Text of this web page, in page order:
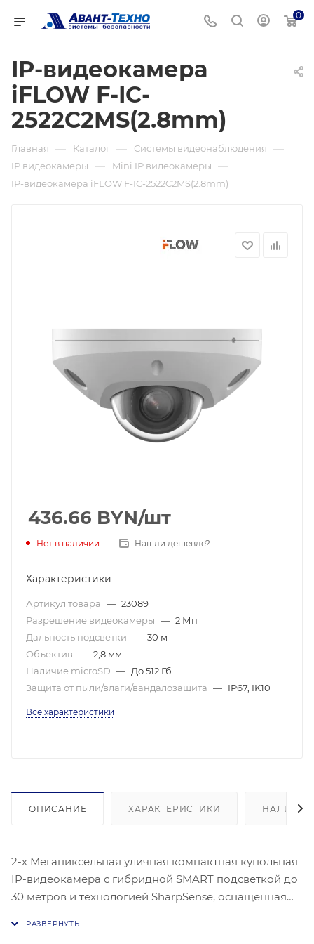
0
IP-видеокамера
iFLOW F-IC-
2522C2MS(2.8mm)
Главная — Каталог — Системы видеонаблюдения —
IP видеокамеры — Mini IP видеокамеры —
IP-видеокамера iFLOW F-IC-2522C2MS(2.8mm)
436.66 BYN/шт
Нет в наличии Нашли дешевле?
Характеристики
Артикул товара — 23089
Разрешение видеокамеры — 2 Мп
Дальность подсветки — 30 м
Объектив — 2,8 мм
Наличие microSD — До 512 Гб
Защита от пыли/влаги/вандалозащита — IP67, IK10
Все характеристики
ОПИСАНИЕ ХАРАКТЕРИСТИКИ НАЛИЧИЕ
2-х Мегапиксельная уличная компактная купольная
IP-видеокамера с гибридной SMART подсветкой до
30 метров и технологией SharpSense, оснащенная